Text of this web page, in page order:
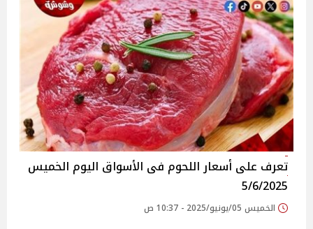
تعرف على أسعار اللحوم فى الأسواق‎‎ اليوم الخميس
5/6/2025
الخميس 05/يونيو/2025 - 10:37 ص